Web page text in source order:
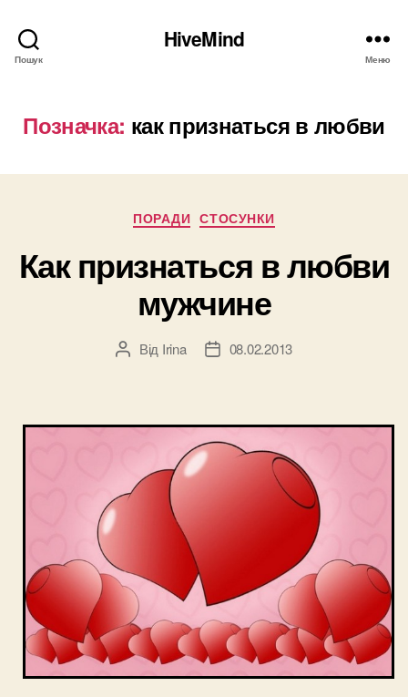
Пошук
HiveMind
Меню
Позначка: как признаться в любви
Категорії
ПОРАДИ СТОСУНКИ
Как признаться в любви
мужчине
Автор
Від Irina
Дата08.02.2013